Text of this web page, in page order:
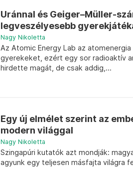
Uránnal és Geiger–Müller-
legveszélyesebb
Nagy Nikoletta
Az Atomic Energy Lab az
gyerekeket, ezért egy sor radioaktív
hirdette magát, de csak addig,...
Egy új elmélet szerint az
modern világgal
Nagy Nikoletta
Szingapúri kutatók azt mondják:
agyunk egy teljesen másfajta világra